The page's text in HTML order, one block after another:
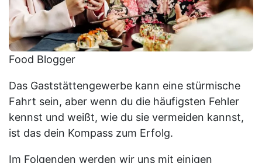
Food Blogger
Das Gaststättengewerbe kann eine stürmische
Fahrt sein, aber wenn du die häufigsten Fehler
kennst und weißt, wie du sie vermeiden kannst,
ist das dein Kompass zum Erfolg.
Im Folgenden werden wir uns mit einigen